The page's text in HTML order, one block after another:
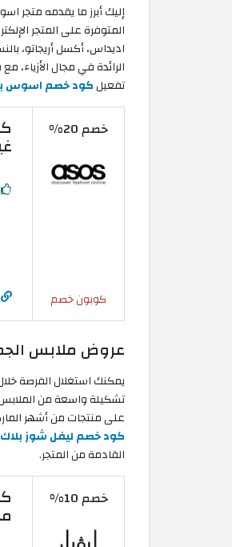
المتوفرة على المتجر
اديداس، أكسل أريجاتو،
تفعيلكود خصم اسوس بلاك
خصم 20%
كوبون خصم
عروض ملابس الجمعة البيضاء
تشكيلة واسعة من الملابس
على منتجات من أشهر
كود خصم ليفل شوز بلاك
القادمة من المتجر.
خصم 10%